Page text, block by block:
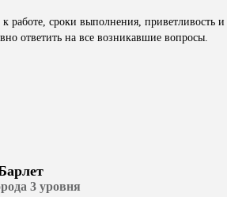
работе, сроки выполнения, приветливость и
ответить на все возникавшие вопросы.
3 уровня